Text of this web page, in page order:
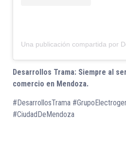
Desarrollos Trama: Siempre al
comercio en Mendoza.
#DesarrollosTrama
#CiudadDeMendoza